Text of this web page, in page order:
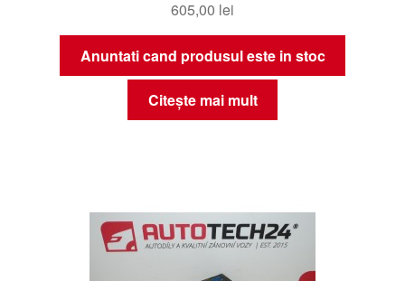
605,00 lei
Anuntati cand produsul este in stoc
Citește mai mult